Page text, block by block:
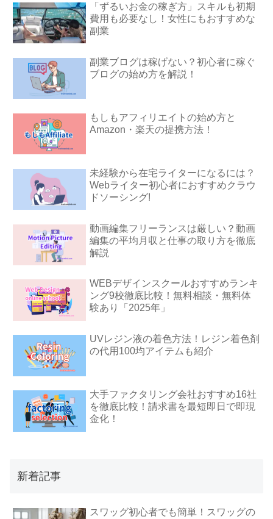
「ずるいお金の稼ぎ方」スキルも初期
費用も必要なし！女性にもおすすめな
副業
副業ブログは稼げない？初心者に稼ぐ
ブログの始め方を解説！
もしもアフィリエイトの始め方と
Amazon・楽天の提携方法！
未経験から在宅ライターになるには？
Webライター初心者におすすめクラウ
ドソーシング!
動画編集フリーランスは厳しい？動画
編集の平均月収と仕事の取り方を徹底
解説
WEBデザインスクールおすすめランキ
ング9校徹底比較！無料相談・無料体
験あり「2025年」
UVレジン液の着色方法！レジン着色剤
の代用100均アイテムも紹介
大手ファクタリング会社おすすめ16社
を徹底比較！請求書を最短即日で即現
金化！
新着記事
スワッグ初心者でも簡単！スワッグの